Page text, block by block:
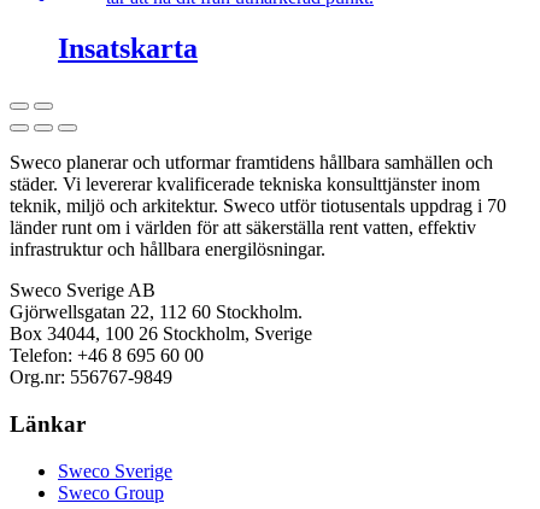
Insatskarta
Sweco planerar och utformar framtidens hållbara samhällen och
städer. Vi levererar kvalificerade tekniska konsulttjänster inom
teknik, miljö och arkitektur. Sweco utför tiotusentals uppdrag i 70
länder runt om i världen för att säkerställa rent vatten, effektiv
infrastruktur och hållbara energilösningar.
Sweco Sverige AB
Gjörwellsgatan 22, 112 60 Stockholm.
Box 34044, 100 26 Stockholm, Sverige
Telefon: +46 8 695 60 00
Org.nr: 556767-9849
Länkar
Sweco Sverige
Sweco Group